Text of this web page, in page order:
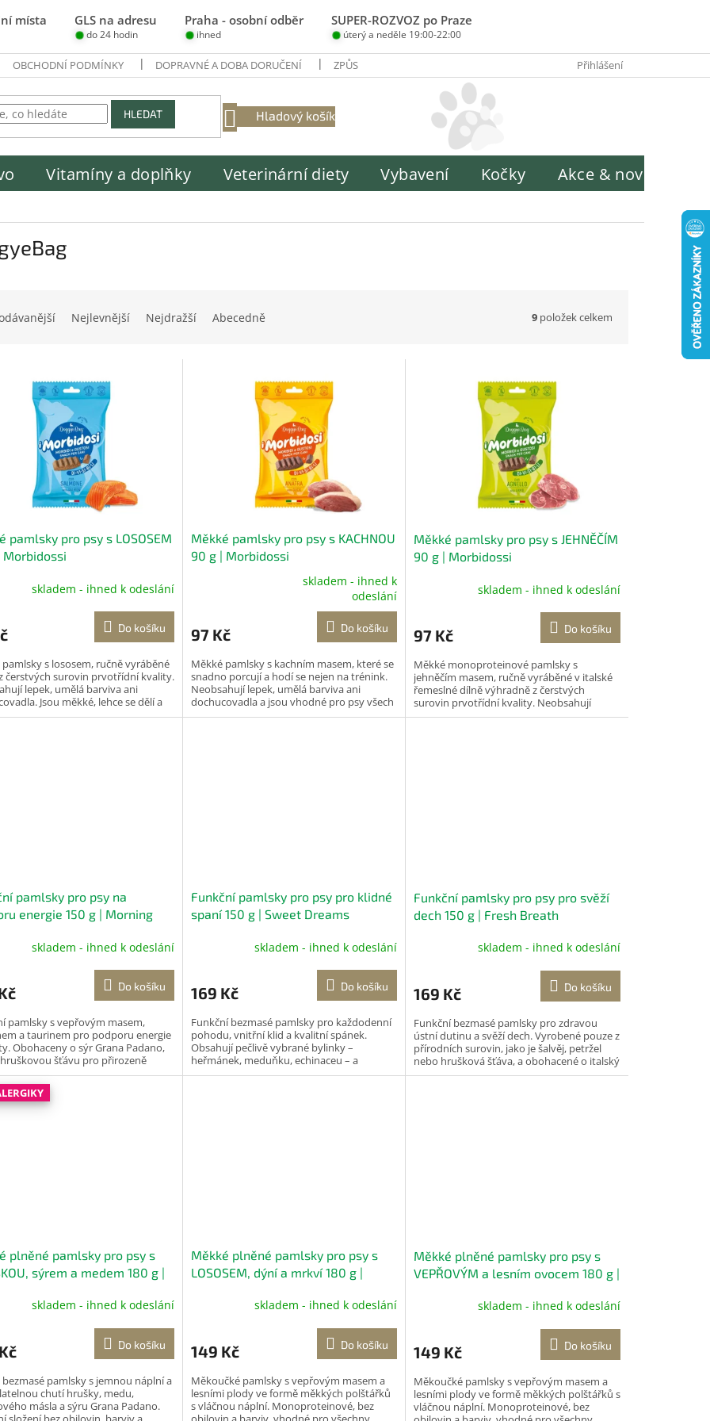
místa GLS na adresu Praha - osobní odběr SUPER-ROZVOZ po Praze
do 24 hodin ihned úterý a neděle 19:00-22:00
OBCHODNÍ PODMÍNKY DOPRAVNÉ A DOBA DORUČENÍ ZPŮSOBY PLATBY INFORMACE O ZPRACOVÁNÍ OSOBNÍCH ÚDAJŮ
Přihlášení
HLEDAT
NÁKUPNÍ
Hladový košík
Vitamíny a doplňky Veterinární diety Vybavení Kočky Akce & novinky
Nejlevnější Nejdražší Abecedně 9 položek celkem
pamlsky pro psy s LOSOSEM
Morbidossi
skladem - ihned k odeslání
Do košíku
s lososem, ručně vyráběné
čerstvých surovin prvotřídní kvality.
lepek, umělá barviva ani
Jsou měkké, lehce se dělí a
Měkké pamlsky pro psy s KACHNOU
90 g | Morbidossi
je
z
5
hvězdiček.
skladem - ihned k
odeslání
97 Kč Do košíku
Měkké pamlsky s kachním masem, které se
snadno porcují a hodí se nejen na trénink.
Neobsahují lepek, umělá barviva ani
dochucovadla a jsou vhodné pro psy všech
velikostí a...
Měkké pamlsky pro psy s JEHNĚČÍM
90 g | Morbidossi
skladem - ihned k odeslání
97 Kč Do košíku
Měkké monoproteinové pamlsky s
jehněčím masem, ručně vyráběné v italské
řemeslné dílně výhradně z čerstvých
surovin prvotřídní kvality. Neobsahují
lepek, umělá barviva ani...
pamlsky pro psy na
energie 150 g | Morning
skladem - ihned k odeslání
Do košíku
pamlsky s vepřovým masem,
a taurinem pro podporu energie
Obohaceny o sýr Grana Padano,
šťávu pro přirozeně
chuť. Vhodné pro...
Funkční pamlsky pro psy pro klidné
spaní 150 g | Sweet Dreams
skladem - ihned k odeslání
169 Kč Do košíku
Funkční bezmasé pamlsky pro každodenní
pohodu, vnitřní klid a kvalitní spánek.
Obsahují pečlivě vybrané bylinky –
heřmánek, meduňku, echinaceu – a
superpotravinu goji. Dochucené...
Funkční pamlsky pro psy pro svěží
dech 150 g | Fresh Breath
skladem - ihned k odeslání
169 Kč Do košíku
Funkční bezmasé pamlsky pro zdravou
ústní dutinu a svěží dech. Vyrobené pouze z
přírodních surovin, jako je šalvěj, petržel
nebo hrušková šťáva, a obohacené o italský
tvrdý sýr...
plněné pamlsky pro psy s
sýrem a medem 180 g |
skladem - ihned k odeslání
Do košíku
pamlsky s jemnou náplní a
chutí hrušky, medu,
másla a sýru Grana Padano.
Měkké plněné pamlsky pro psy s
LOSOSEM, dýní a mrkví 180 g |
skladem - ihned k odeslání
149 Kč Do košíku
Měkoučké pamlsky s vepřovým masem a
lesními plody ve formě měkkých polštářků
s vláčnou náplní. Monoproteinové, bez
Měkké plněné pamlsky pro psy s
VEPŘOVÝM a lesním ovocem 180 g |
skladem - ihned k odeslání
149 Kč Do košíku
Měkoučké pamlsky s vepřovým masem a
lesními plody ve formě měkkých polštářků s
vláčnou náplní. Monoproteinové, bez